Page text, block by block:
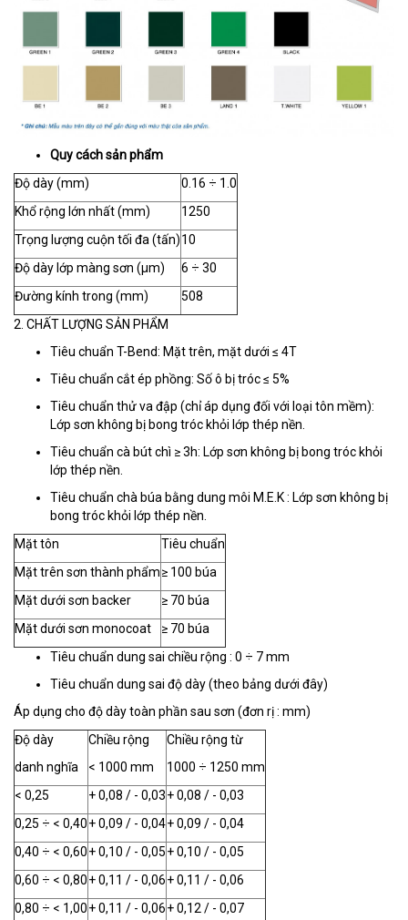
Quy cách sản phẩm
Độ dày (mm)
0.16 ÷ 1.0
Khổ rộng lớn nhất (mm)
1250
Trọng lượng cuộn tối đa (tấn)10
Độ dày lớp màng sơn (µm)
6 ÷ 30
Đường kính trong (mm)
508
2. CHẤT LƯỢNG SẢN PHẨM
Tiêu chuẩn T-Bend: Mặt trên, mặt dưới ≤ 4T
Tiêu chuẩn cắt ép phồng: Số ô bị tróc ≤ 5%
Tiêu chuẩn thử va đập (chỉ áp dụng đối với loại tôn mềm):
Lớp sơn không bị bong tróc khỏi lớp thép nền.
Tiêu chuẩn cà bút chì ≥ 3h: Lớp sơn không bị bong tróc khỏi
lớp thép nền.
Tiêu chuẩn chà búa bằng dung môi M.E.K : Lớp sơn không bị
bong tróc khỏi lớp thép nền.
Mặt tôn
Tiêu chuẩn
Mặt trên sơn thành phẩm≥ 100 búa
Mặt dưới sơn backer
≥ 70 búa
Mặt dưới sơn monocoat
≥ 70 búa
Tiêu chuẩn dung sai chiều rộng : 0 ÷ 7 mm
Tiêu chuẩn dung sai độ dày (theo bảng dưới đây)
Áp dụng cho độ dày toàn phần sau sơn (đơn rị : mm)
Độ dày
danh nghĩa
Chiều rộng
< 1000 mm
Chiều rộng từ
1000 ÷ 1250 mm
< 0,25
+ 0,08 / - 0,03+ 0,08 / - 0,03
0,25 ÷ < 0,40+ 0,09 / - 0,04+ 0,09 / - 0,04
0,40 ÷ < 0,60+ 0,10 / - 0,05+ 0,10 / - 0,05
0,60 ÷ < 0,80+ 0,11 / - 0,06+ 0,11 / - 0,06
0,80 ÷ < 1,00+ 0,11 / - 0,06+ 0,12 / - 0,07